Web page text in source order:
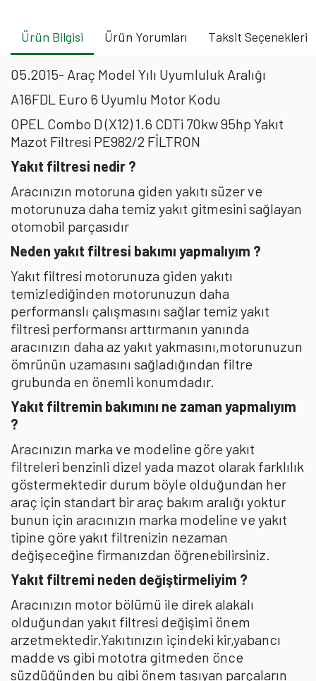
Ürün Bilgisi Ürün Yorumları Taksit Seçenekleri
05.2015- Araç Model Yılı Uyumluluk Aralığı
A16FDL Euro 6 Uyumlu Motor Kodu
OPEL Combo D (X12) 1.6 CDTi 70kw 95hp Yakıt
Mazot Filtresi PE982/2 FİLTRON
Yakıt filtresi nedir ?
Aracınızın motoruna giden yakıtı süzer ve
motorunuza daha temiz yakıt gitmesini sağlayan
otomobil parçasıdır
Neden yakıt filtresi bakımı yapmalıyım ?
Yakıt filtresi motorunuza giden yakıtı
temizlediğinden motorunuzun daha
performanslı çalışmasını sağlar temiz yakıt
filtresi performansı arttırmanın yanında
aracınızın daha az yakıt yakmasını,motorunuzun
ömrünün uzamasını sağladığından filtre
grubunda en önemli konumdadır.
Yakıt filtremin bakımını ne zaman yapmalıyım
?
Aracınızın marka ve modeline göre yakıt
filtreleri benzinli dizel yada mazot olarak farklılık
göstermektedir durum böyle olduğundan her
araç için standart bir araç bakım aralığı yoktur
bunun için aracınızın marka modeline ve yakıt
tipine göre yakıt filtrenizin nezaman
değişeceğine firmanızdan öğrenebilirsiniz.
Yakıt filtremi neden değiştirmeliyim ?
Aracınızın motor bölümü ile direk alakalı
olduğundan yakıt filtresi değişimi önem
arzetmektedir.Yakıtınızın içindeki kir,yabancı
madde vs gibi mototra gitmeden önce
süzdüğünden bu gibi önem taşıyan parçaların